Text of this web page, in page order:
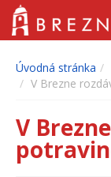
Úvodná stránka
V Brezne
V